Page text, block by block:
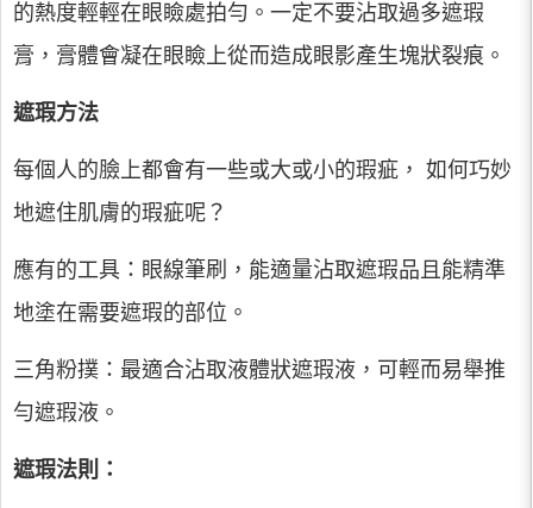
的熱度輕輕在眼瞼處拍勻。一定不要沾取過多遮瑕
膏，膏體會凝在眼瞼上從而造成眼影產生塊狀裂痕。
遮瑕方法
每個人的臉上都會有一些或大或小的瑕疵， 如何巧妙
地遮住肌膚的瑕疵呢？
應有的工具：眼線筆刷，能適量沾取遮瑕品且能精準
地塗在需要遮瑕的部位。
三角粉撲：最適合沾取液體狀遮瑕液，可輕而易舉推
勻遮瑕液。
遮瑕法則：